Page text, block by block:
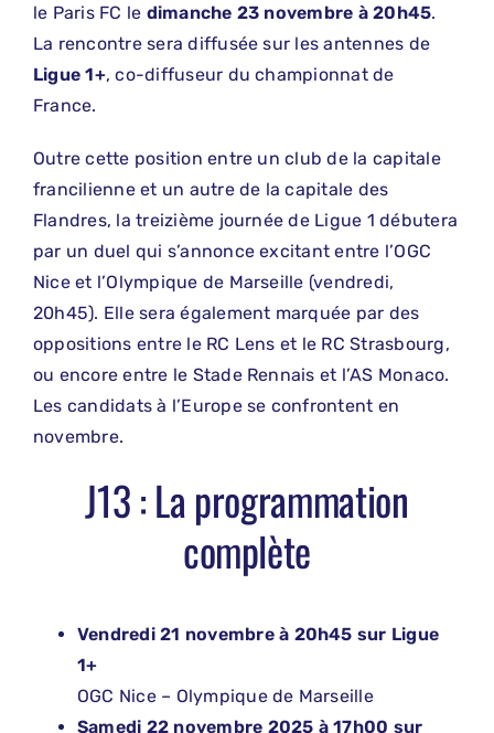
le Paris FC le dimanche 23 novembre à 20h45.
La rencontre sera diffusée sur les antennes de
Ligue 1+, co-diffuseur du championnat de
France.
Outre cette position entre un club de la capitale
francilienne et un autre de la capitale des
Flandres, la treizième journée de Ligue 1 débutera
par un duel qui s’annonce excitant entre l’OGC
Nice et l’Olympique de Marseille (vendredi,
20h45). Elle sera également marquée par des
oppositions entre le RC Lens et le RC Strasbourg,
ou encore entre le Stade Rennais et l’AS Monaco.
Les candidats à l’Europe se confrontent en
novembre.
J13 : La programmation
complète
Vendredi 21 novembre à 20h45 sur Ligue
1+
OGC Nice – Olympique de Marseille
Samedi 22 novembre 2025 à 17h00 sur